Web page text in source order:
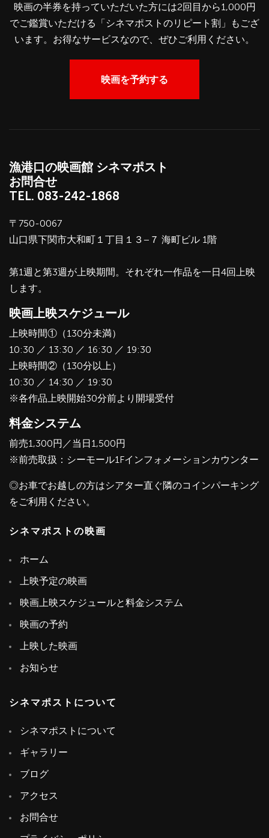
映画の半券を持っていただいた方には2回目から1,000円
でご鑑賞いただける「シネマポストのリピート割」もござ
います。お得なサービスなので、ぜひご利用ください。
映画を予約する
漁港口の映画館 シネマポスト
お問合せ
TEL. 083-242-1868
〒750-0067
山口県下関市大和町１丁目１３−７ 海町ビル 1階
第1週と第3週が上映期間。それぞれ一作品を一日4回上映
します。
映画上映スケジュール
上映時間①（130分未満）
10:30 ／ 13:30 ／ 16:30 ／ 19:30
上映時間②（130分以上）
10:30 ／ 14:30 ／ 19:30
※各作品上映開始30分前より開場受付
料金システム
前売1,300円／当日1,500円
※前売取扱：シーモール1Fインフォメーションカウンター
◎お車でお越しの方はシアター直ぐ隣のコインパーキング
をご利用ください。
シネマポストの映画
ホーム
上映予定の映画
映画上映スケジュールと料金システム
映画の予約
上映した映画
お知らせ
シネマポストについて
シネマポストについて
ギャラリー
ブログ
アクセス
お問合せ